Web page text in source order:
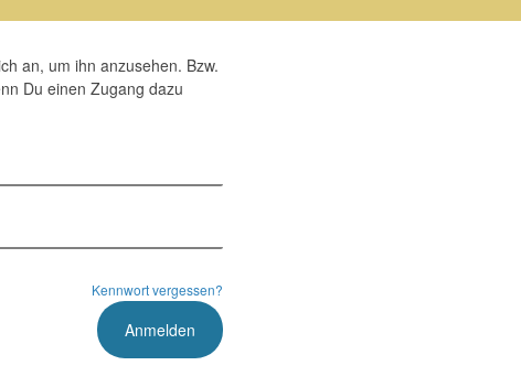
an, um ihn anzusehen. Bzw.
Du einen Zugang dazu
Kennwort vergessen?